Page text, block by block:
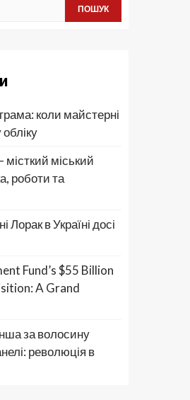
ПОШУК
коли майстерні
міський
роботи та
в Україні досі
Fund’s $55 Billion
A Grand
за волосину
революція в